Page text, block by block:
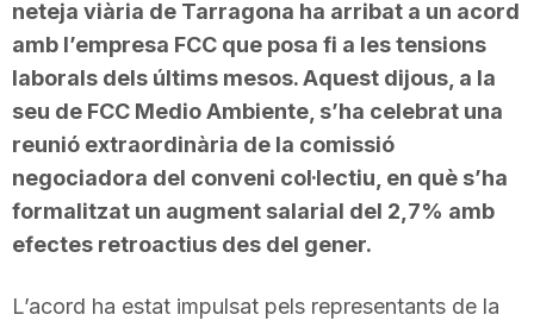
neteja viària de Tarragona ha arribat a un acord
amb l’empresa FCC que posa fi a les tensions
laborals dels últims mesos. Aquest dijous, a la
seu de FCC Medio Ambiente, s’ha celebrat una
reunió extraordinària de la comissió
negociadora del conveni col·lectiu, en què s’ha
formalitzat un augment salarial del 2,7% amb
efectes retroactius des del gener.
L’acord ha estat impulsat pels representants de la